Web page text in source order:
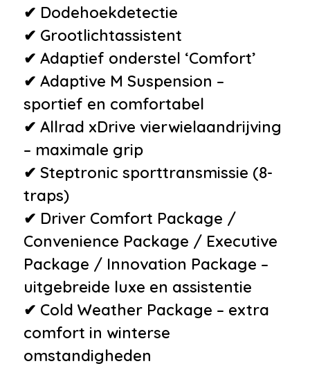
• Start/stop systeem
Veiligheid
•Achteruitrijcamera
•Anti Blokkeer Systeem
•Anti doorSlip Regeling
• Autonomous Emergency
Braking
•Dodehoek detector
•Elektronisch Stabiliteits
Programma
•Isofix bevestiging voor
kinderzitjes
•Nachtzicht-assistent
•Vierwielaandrijving
•Airbag(s) hoofd achter
✔ Dodehoekdetectie
✔ Grootlichtassistent
✔ Adaptief onderstel ‘Comfort’
✔ Adaptive M Suspension –
sportief en comfortabel
✔ Allrad xDrive vierwielaandrijving
– maximale grip
✔ Steptronic sporttransmissie (8-
traps)
✔ Driver Comfort Package /
Convenience Package / Executive
Package / Innovation Package –
uitgebreide luxe en assistentie
✔ Cold Weather Package – extra
comfort in winterse
omstandigheden